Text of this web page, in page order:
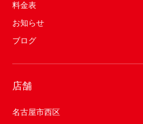
料金表
お知らせ
ブログ
店舗
名古屋市西区